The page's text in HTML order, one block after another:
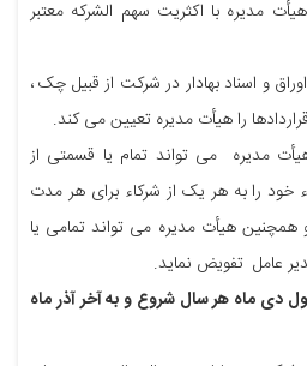
مدیره با اکثریت سهم الشرکه معتبر
و اسناد بهادار در شرکت از قبیل چک ،
را هیأت مدیره تعیین می کند.
مدیره می تواند تمام یا قسمتی از
را به هر یک از شرکاء برای هر مدت
هیأت مدیره می تواند تمامی یا
عامل تفویض نماید.
دی ماه هر سال شروع و به آخر آذر ماه